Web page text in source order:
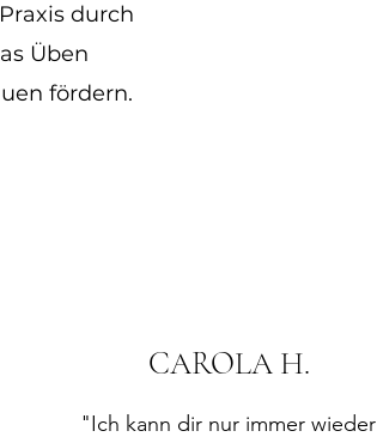
durch
Üben
fördern.
CAROLA H.
"Ich kann dir nur immer wieder